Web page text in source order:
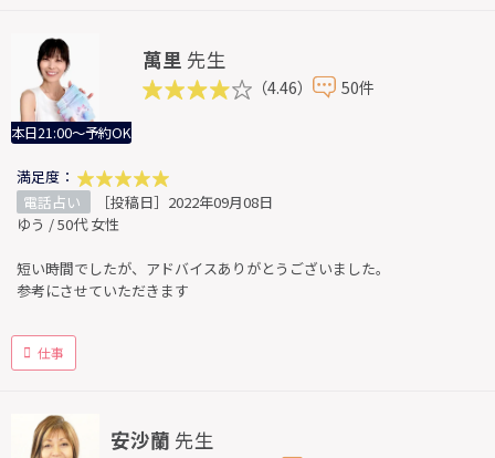
本日21:00～予約OK
萬里 先生
（4.46） 50件
満足度：
電話占い
［投稿日］2022年09月08日
ゆう / 50代 女性
短い時間でしたが、アドバイスありがとうございました。
参考にさせていただきます
仕事
安沙蘭 先生